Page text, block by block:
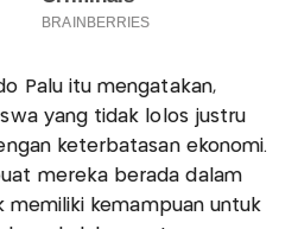
Palu itu mengatakan,
yang tidak lolos justru
keterbatasan ekonomi.
mereka berada dalam
memiliki kemampuan untuk